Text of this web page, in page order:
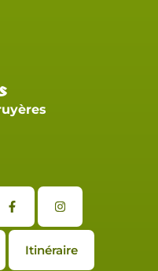
Itinéraire